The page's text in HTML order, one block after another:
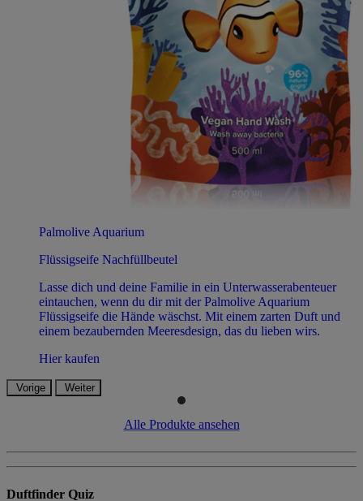
Palmolive Aquarium
Flüssigseife Nachfüllbeutel
Lasse dich und deine Familie in ein Unterwasserabenteuer
eintauchen, wenn du dir mit der Palmolive Aquarium
Flüssigseife die Hände wäschst. Mit einem zarten Duft und
einem bezaubernden Meeresdesign, das du lieben wirs.
Hier kaufen
Vorige Weiter
Alle Produkte ansehen
Duftfinder Quiz